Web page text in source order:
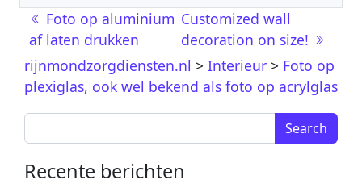
Berichtnavigatie
Foto op aluminium
af laten drukken
Customized wall
decoration on size!
rijnmondzorgdiensten.nl > Interieur > Foto op
plexiglas, ook wel bekend als foto op acrylglas
Search for:
Recente berichten